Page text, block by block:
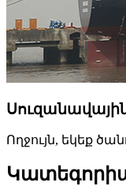
Ողջույն, եկեք